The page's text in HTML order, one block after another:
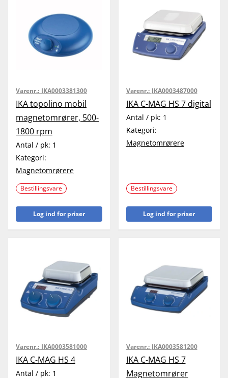
Varenr.: IKA0003381300
IKA topolino mobil
magnetomrører, 500-
1800 rpm
Antal / pk: 1
Kategori:
Magnetomrørere
Bestillingsvare
Log ind for priser
Varenr.: IKA0003487000
IKA C-MAG HS 7 digital
Antal / pk: 1
Kategori:
Magnetomrørere
Bestillingsvare
Log ind for priser
Varenr.: IKA0003581000
IKA C-MAG HS 4
Antal / pk: 1
Varenr.: IKA0003581200
IKA C-MAG HS 7
Magnetomrører